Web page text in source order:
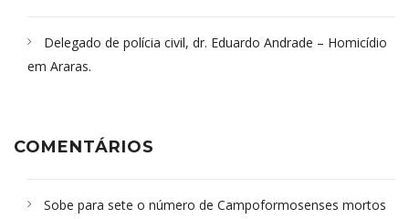
Delegado de polícia civil, dr. Eduardo Andrade – Homicídio
em Araras.
COMENTÁRIOS
Sobe para sete o número de Campoformosenses mortos